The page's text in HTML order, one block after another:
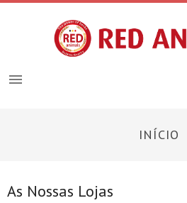

INÍCIO
As Nossas Lojas